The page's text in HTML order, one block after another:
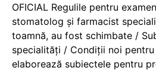
OFICIAL Regulile pentru
stomatolog și farmacist
toamnă, au fost schimbate /
specialități / Condiții noi
elaborează subiectele pentru